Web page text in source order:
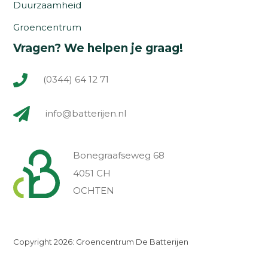
Duurzaamheid
Groencentrum
Vragen? We helpen je graag!
(0344) 64 12 71
info@batterijen.nl
Bonegraafseweg 68
4051 CH
OCHTEN
Copyright 2026: Groencentrum De Batterijen